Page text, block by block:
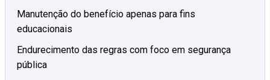
Manutenção do benefício apenas para fins
educacionais
Endurecimento das regras com foco em segurança
pública